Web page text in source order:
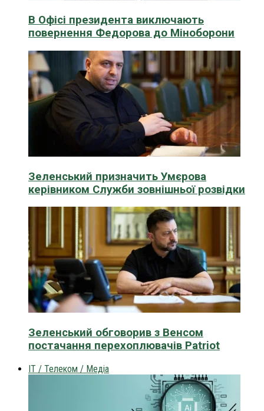
В Офісі президента виключають
повернення Федорова до Міноборони
Зеленський призначить Умєрова
керівником Служби зовнішньої розвідки
Зеленський обговорив з Венсом
постачання перехоплювачів Patriot
IT / Телеком / Медіа